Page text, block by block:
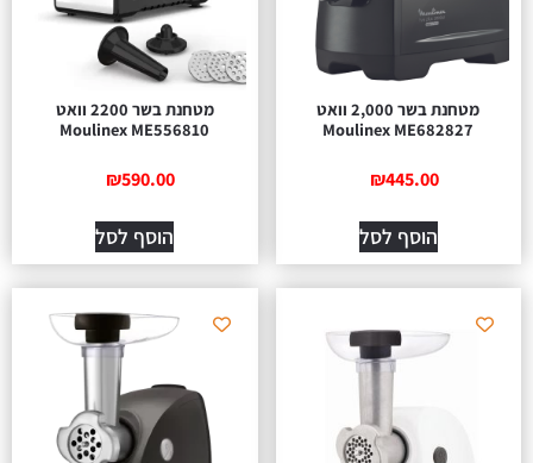
מטחנת בשר 2,000 וואט
Moulinex ME682827
₪445.00
הוסף לסל
מטחנת בשר 2200 וואט
Moulinex ME556810
₪590.00
הוסף לסל